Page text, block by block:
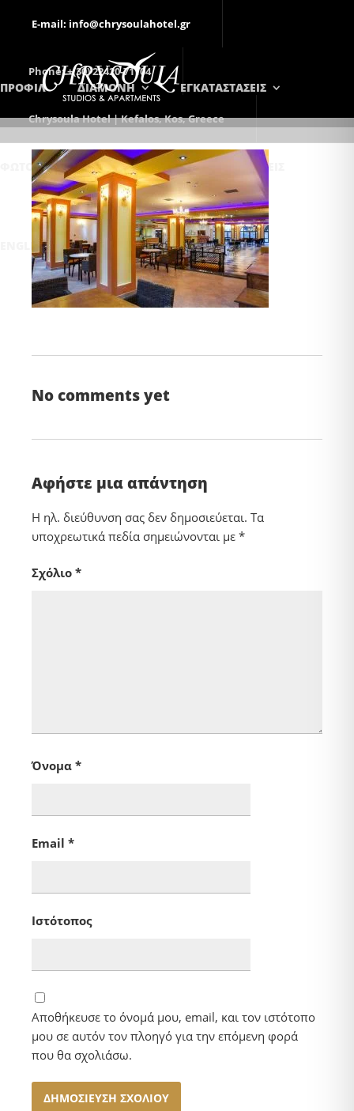
E-mail: info@chrysoulahotel.gr
Phone: +(30) 22420-71104
Chrysoula Hotel | Kefalos, Kos, Greece
ΠΡΟΦΙΛ ΔΙΑΜΟΝΗ ΕΓΚΑΤΑΣΤΑΣΕΙΣ
ΦΩΤΟΓΡΑΦΊΕΣ ΕΠΙΚΟΙΝΩΝΊΑ ΚΡΑΤΉΣΕΙΣ
ENGLISH
No comments yet
Αφήστε μια απάντηση
Η ηλ. διεύθυνση σας δεν δημοσιεύεται. Τα
υποχρεωτικά πεδία σημειώνονται με *
Σχόλιο *
Όνομα *
Email *
Ιστότοπος
Αποθήκευσε το όνομά μου, email, και τον ιστότοπο
μου σε αυτόν τον πλοηγό για την επόμενη φορά
που θα σχολιάσω.